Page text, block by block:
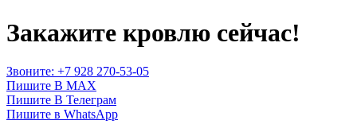
Закажите кровлю сейчас!
Звоните: +7 928 270-53-05
Пишите В MAX
Пишите В Телеграм
Пишите в WhatsApp